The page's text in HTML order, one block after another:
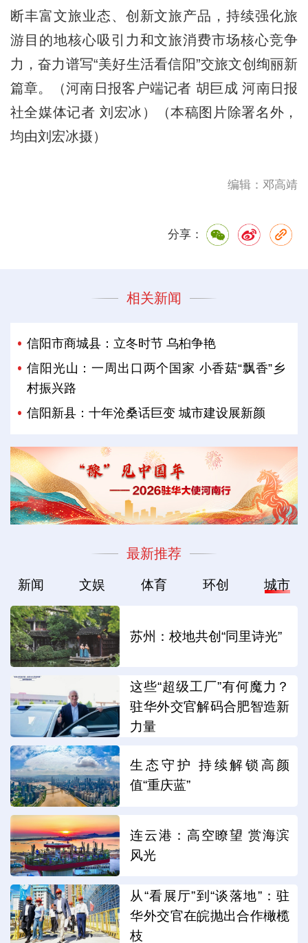
断丰富文旅业态、创新文旅产品，持续强化旅
游目的地核心吸引力和文旅消费市场核心竞争
力，奋力谱写“美好生活看信阳”交旅文创绚丽新
篇章。（河南日报客户端记者 胡巨成 河南日报
社全媒体记者 刘宏冰）（本稿图片除署名外，
均由刘宏冰摄）
编辑：邓高靖
分享：
相关新闻
信阳市商城县：立冬时节 乌桕争艳
信阳光山：一周出口两个国家 小香菇“飘香”乡
村振兴路
信阳新县：十年沧桑话巨变 城市建设展新颜
最新推荐
新闻 文娱 体育 环创 城市
苏州：校地共创“同里诗光”
这些“超级工厂”有何魔力？
驻华外交官解码合肥智造新
力量
生态守护 持续解锁高颜
值“重庆蓝”
连云港：高空瞭望 赏海滨
风光
从“看展厅”到“谈落地”：驻
华外交官在皖抛出合作橄榄
枝